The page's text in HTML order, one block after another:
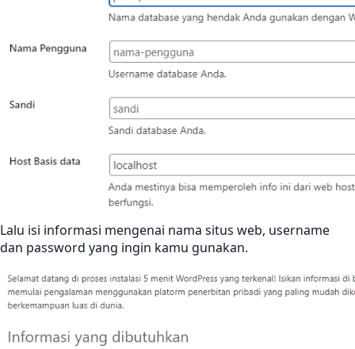
Lalu isi informasi mengenai nama situs web, username
dan password yang ingin kamu gunakan.